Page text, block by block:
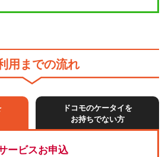
用までの流れ
ドコモのケータイを
お持ちでない方
ービスお申込